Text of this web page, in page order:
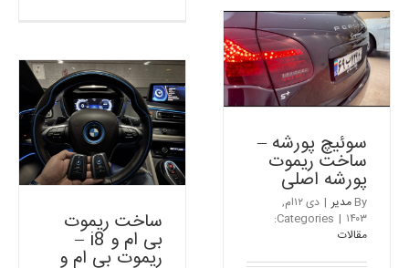
۲۰۲۴
–
ساخت
سوئیچ
کرولا
–
کددهی
ریموت
نیسان
ایکس
تریل
سوئیچ پورشه – ساخت
ریموت پورشه اصلی
مقالات
سوئیچ پورشه –
ساخت ریموت
پورشه اصلی
By مدیر |
دی ۱۲ام,
۱۴۰۳ |
Categories:
مقالات
ساخت ریموت
بی ام و i8 –
ریموت بی ام و